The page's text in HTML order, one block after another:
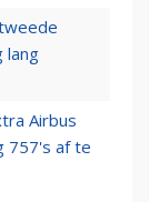
lang
Airbus
757's af te